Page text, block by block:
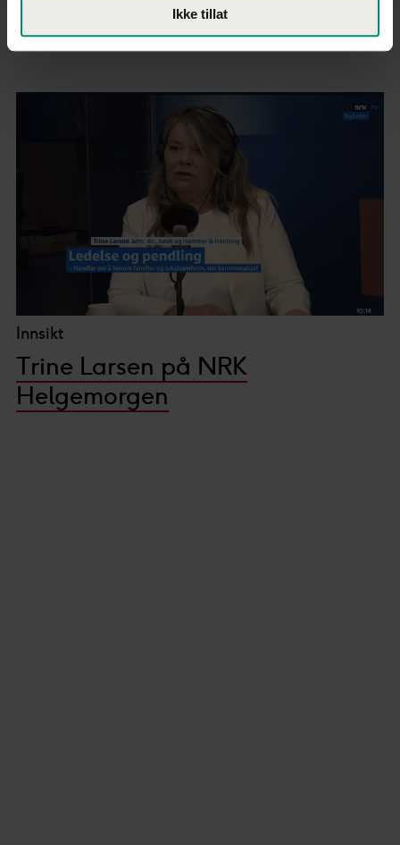
for bestemte karakteristikker (fingeravtrykk)
Undermer infokan du lese om hvordan dine personlige
data behandles og hvordan du kan velge hvordan de skal
samtykke fra erklæringen om informasjonskapsler.
Dette er vår Cookie Banner. Den gir deg total kontroll
over dataene vi samler inn og bruker, det er viktig for oss
at du kjenner rettighetene du har som individ. Du kan
endre innstillingene dine når som helst ved å klikke på
det lille ikonet nederst til venstre på nettsiden.
Med din tillatelse bruker vi og våre forretningspartnere
teknologi, inkludert cookies, for å samle inn informasjon
samtykke til disse formålene. Du kan også velge hvilken
innsamling du godkjenner og klikke på «Tillat utvalgte».
Ikke tillat
2 min
Innsikt
Trine Larsen på NRK
Helgemorgen